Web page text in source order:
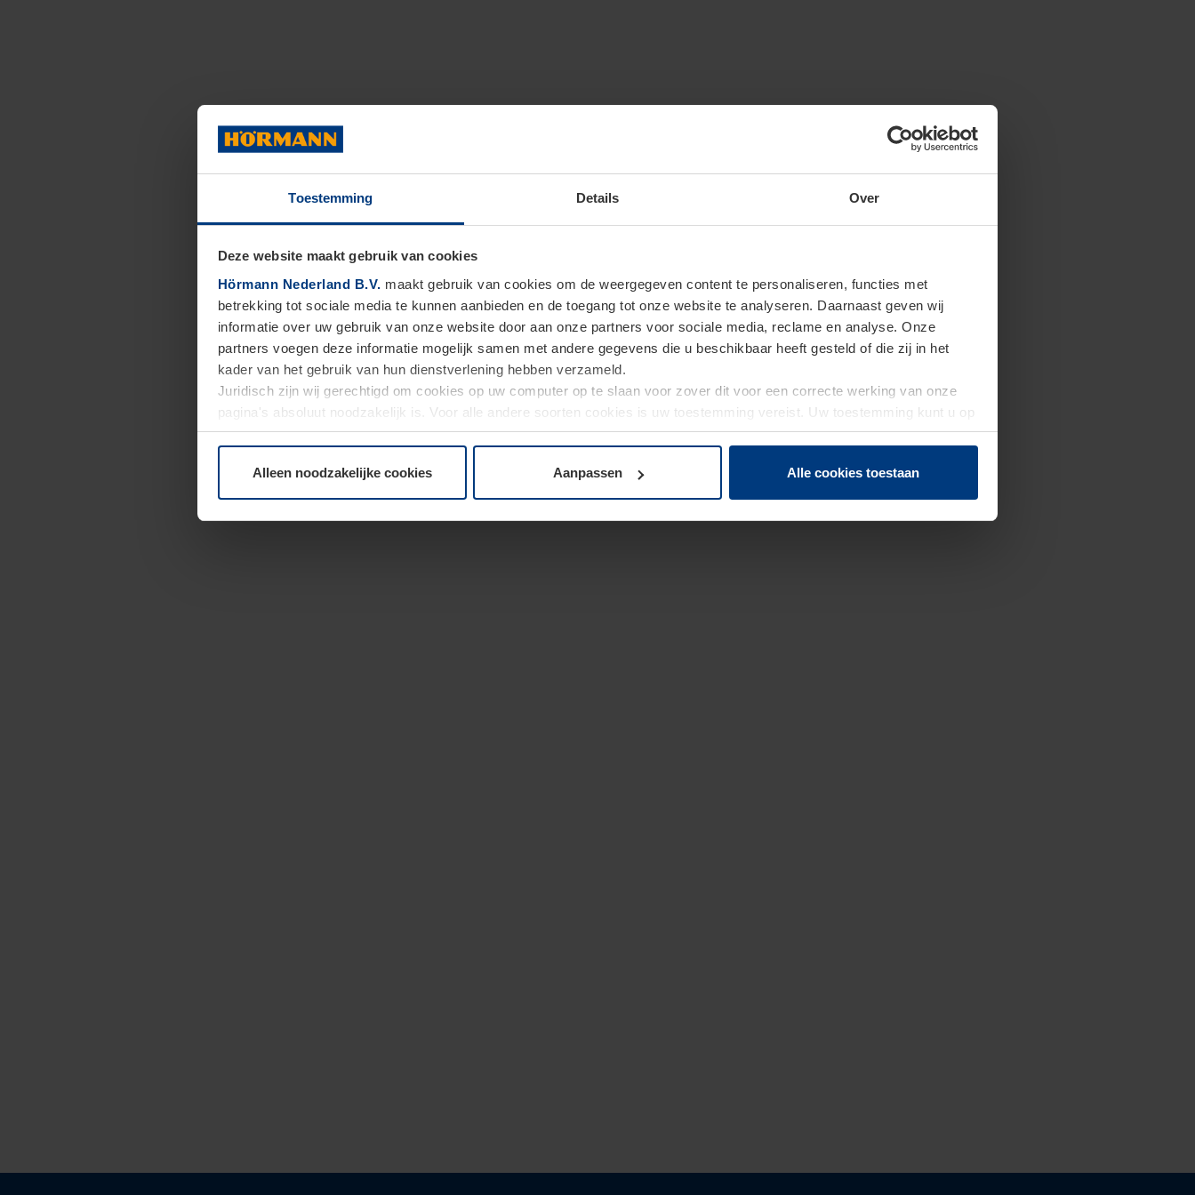
Toestemming Details Over
Deze website maakt gebruik van cookies
Hörmann Nederland B.V. maakt gebruik van cookies om de weergegeven content te personaliseren, functies met
betrekking tot sociale media te kunnen aanbieden en de toegang tot onze website te analyseren. Daarnaast geven wij
informatie over uw gebruik van onze website door aan onze partners voor sociale media, reclame en analyse. Onze
partners voegen deze informatie mogelijk samen met andere gegevens die u beschikbaar heeft gesteld of die zij in het
kader van het gebruik van hun dienstverlening hebben verzameld.
Juridisch zijn wij gerechtigd om cookies op uw computer op te slaan voor zover dit voor een correcte werking van onze
pagina's absoluut noodzakelijk is. Voor alle andere soorten cookies is uw toestemming vereist. Uw toestemming kunt u op
elk moment bij de uitleg van de cookies op paginaprivacyverklaringop onze website wijzigen of herroepen.
Alleen noodzakelijke cookies Aanpassen Alle cookies toestaan